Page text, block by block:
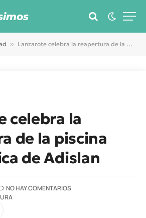
» Lanzarote celebra la reapertura de la piscina terapéutica de Adislan
celebra la
de la piscina
de Adislan
NO HAY COMENTARIOS